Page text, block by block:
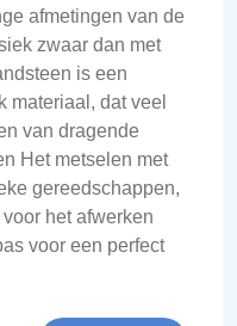
afmetingen van de
zwaar dan met
is een
materiaal, dat veel
van dragende
Het metselen met
gereedschappen,
het afwerken
voor een perfect